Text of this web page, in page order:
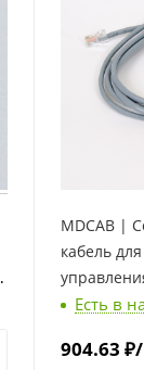
MDCAB |
кабель
Есть в
904.63 ₽